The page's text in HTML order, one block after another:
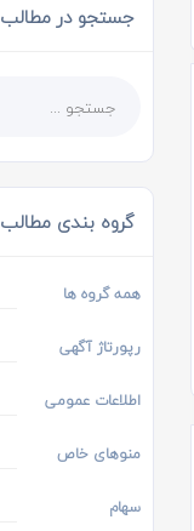
جستجو در مطالب
گروه بندی مطالب
همه گروه ها
رپورتاژ آگهی
اطلاعات عمومی
منوهای خاص
سهام